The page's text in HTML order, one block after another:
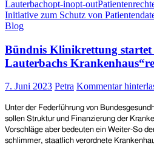
Lauterbachopt-inopt-out
Initiative zum Schutz von
Blog
Bündnis Klinikrettung startet
Lauterbachs
7. Juni 2023 Petra Kommentar
Unter der Federführung von
sollen Struktur und Finanzierung der
Vorschläge aber bedeuten ein Weiter-So
schlimmer, staatlich verordnete